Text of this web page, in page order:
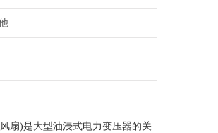
扇)是大型油浸式电力变压器的关